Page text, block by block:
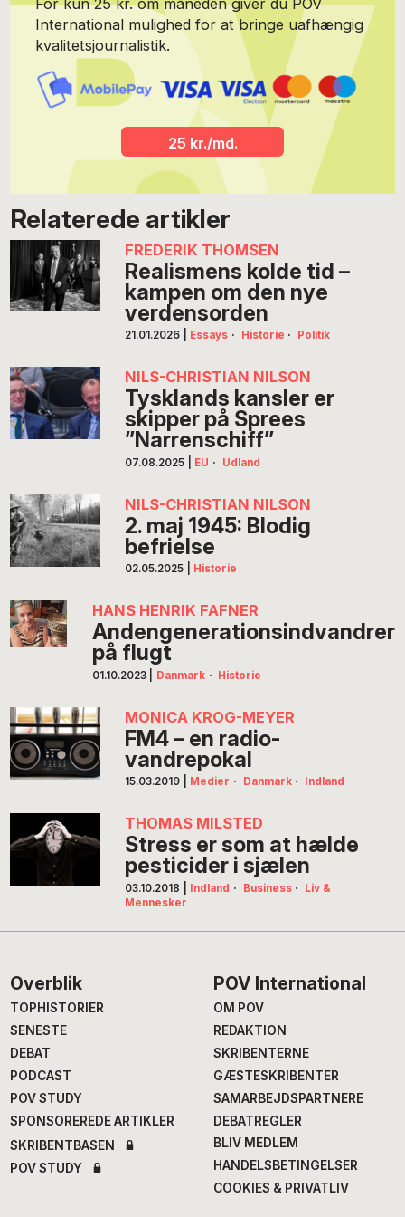
For kun 25 kr. om måneden giver du POV
International mulighed for at bringe uafhængig
kvalitetsjournalistik.
25 kr./md.
Relaterede artikler
FREDERIK THOMSEN
Realismens kolde tid –
kampen om den nye
verdensorden
21.01.2026 Essays · Historie · Politik
NILS-CHRISTIAN NILSON
Tysklands kansler er
skipper på Sprees
”Narrenschiff”
07.08.2025 EU · Udland
NILS-CHRISTIAN NILSON
2. maj 1945: Blodig
befrielse
02.05.2025 Historie
HANS HENRIK FAFNER
Andengenerationsindvandrer
på flugt
01.10.2023 Danmark · Historie
MONICA KROG-MEYER
FM4 – en radio-
vandrepokal
15.03.2019 Medier · Danmark · Indland
THOMAS MILSTED
Stress er som at hælde
pesticider i sjælen
03.10.2018 Indland · Business ·
Liv &
Mennesker
Footer
Overblik
TOPHISTORIER
SENESTE
DEBAT
PODCAST
POV STUDY
SPONSOREREDE ARTIKLER
SKRIBENTBASEN
POV STUDY
POV International
OM POV
REDAKTION
SKRIBENTERNE
GÆSTESKRIBENTER
SAMARBEJDSPARTNERE
DEBATREGLER
BLIV MEDLEM
HANDELSBETINGELSER
COOKIES & PRIVATLIV